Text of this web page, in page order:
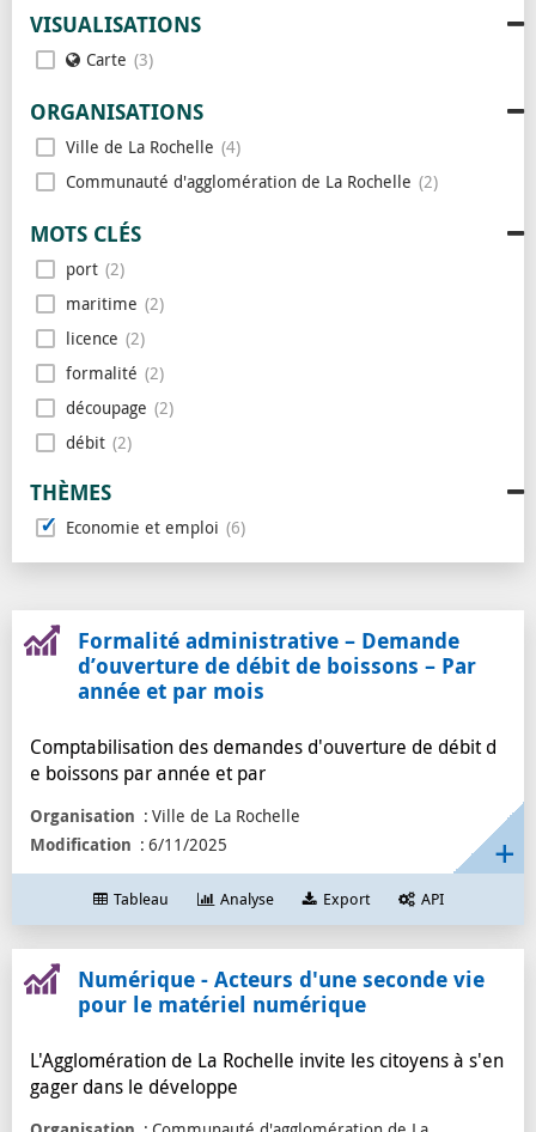
VISUALISATIONS
Carte 3
ORGANISATIONS
Ville de La Rochelle 4
Communauté d'agglomération de La Rochelle 2
MOTS CLÉS
port 2
maritime 2
licence 2
formalité 2
découpage 2
débit 2
administratif 2
téléphone 1
smartphone 1
réutilisation
réparation 1
recyclage
1
pêche 1
pc 1
numérique 1
matériel 1
imprimante
1
THÈMES
Economie et emploi 6
Formalité administrative – Demande
d’ouverture de débit de boissons – Par
année et par mois
Comptabilisation des demandes d'ouverture de débit d
e boissons par année et par
Organisation
Ville de La Rochelle
Modification
6/11/2025
Tableau Analyse Export API
Numérique - Acteurs d'une seconde vie
pour le matériel numérique
L'Agglomération de La Rochelle invite les citoyens à s'en
gager dans le développe